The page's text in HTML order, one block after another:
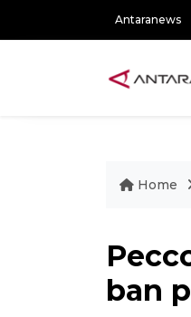
Antaranews
Home
ban